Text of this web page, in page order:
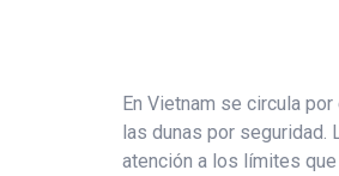
En Vietnam se circula por
las dunas por seguridad.
atención a los límites